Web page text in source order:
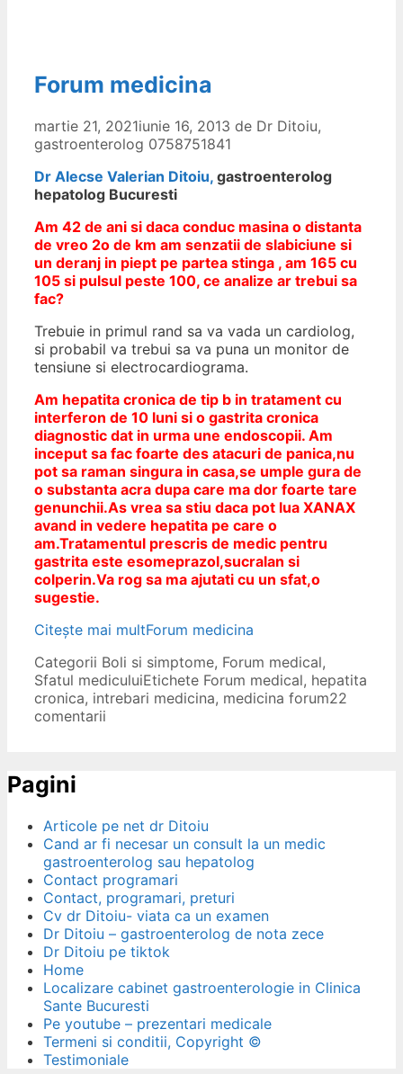
Forum medicina
martie 21, 2021iunie 16, 2013 de Dr Ditoiu,
gastroenterolog 0758751841
Dr Alecse Valerian Ditoiu, gastroenterolog
hepatolog Bucuresti
Am 42 de ani si daca conduc masina o distanta
de vreo 2o de km am senzatii de slabiciune si
un deranj in piept pe partea stinga , am 165 cu
105 si pulsul peste 100, ce analize ar trebui sa
fac?
Trebuie in primul rand sa va vada un cardiolog,
si probabil va trebui sa va puna un monitor de
tensiune si electrocardiograma.
Am hepatita cronica de tip b in tratament cu
interferon de 10 luni si o gastrita cronica
diagnostic dat in urma une endoscopii. Am
inceput sa fac foarte des atacuri de panica,nu
pot sa raman singura in casa,se umple gura de
o substanta acra dupa care ma dor foarte tare
genunchii.As vrea sa stiu daca pot lua XANAX
avand in vedere hepatita pe care o
am.Tratamentul prescris de medic pentru
gastrita este esomeprazol,sucralan si
colperin.Va rog sa ma ajutati cu un sfat,o
sugestie.
Citește mai multForum medicina
Categorii Boli si simptome, Forum medical,
Sfatul mediculuiEtichete Forum medical, hepatita
cronica, intrebari medicina, medicina forum22
comentarii
Pagini
Articole pe net dr Ditoiu
Cand ar fi necesar un consult la un medic
gastroenterolog sau hepatolog
Contact programari
Contact, programari, preturi
Cv dr Ditoiu- viata ca un examen
Dr Ditoiu – gastroenterolog de nota zece
Dr Ditoiu pe tiktok
Home
Localizare cabinet gastroenterologie in Clinica
Sante Bucuresti
Pe youtube – prezentari medicale
Termeni si conditii, Copyright ©
Testimoniale